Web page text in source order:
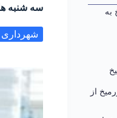
سه شنبه
به
از